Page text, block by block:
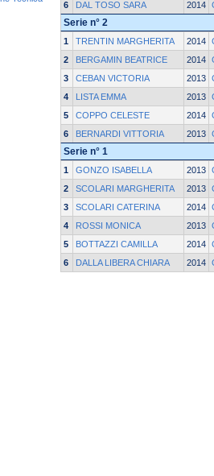
6
DAL TOSO SARA 2014
Serie n° 2
1 TRENTIN MARGHERITA 2014
2
BERGAMIN BEATRICE 2014
3
CEBAN VICTORIA 2013
4
LISTA EMMA 2013
5
COPPO CELESTE 2014
6
BERNARDI VITTORIA 2013
Serie n° 1
1 GONZO ISABELLA 2013
2
SCOLARI MARGHERITA 2013
3
SCOLARI CATERINA 2014
4
ROSSI MONICA 2013
5
BOTTAZZI CAMILLA 2014
6
DALLA LIBERA CHIARA 2014